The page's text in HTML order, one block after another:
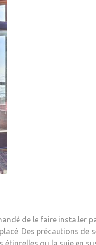
de le faire installer
Des précautions de
ou la suie en